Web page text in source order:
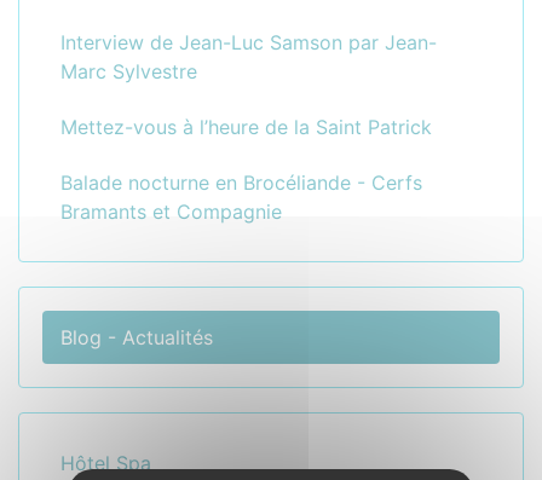
Interview de Jean-Luc Samson par Jean-
Marc Sylvestre
Mettez-vous à l’heure de la Saint Patrick
Balade nocturne en Brocéliande - Cerfs
Bramants et Compagnie
Blog - Actualités
Hôtel Spa